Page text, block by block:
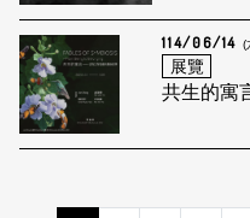
114/06/14 (
展覽
共生的寓